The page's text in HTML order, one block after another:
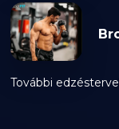
További